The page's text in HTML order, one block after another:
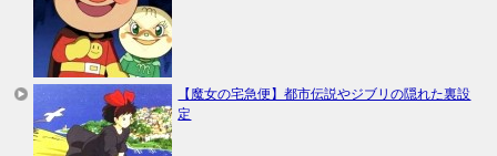
【魔女の宅急便】都市伝説やジブリの隠れた裏設
定